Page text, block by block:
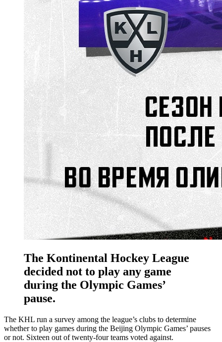
The Kontinental Hockey League
decided not to play any game
during the Olympic Games’
pause.
The KHL run a survey among the league’s clubs to determine
whether to play games during the Beijing Olympic Games’ pauses
or not. Sixteen out of twenty-four teams voted against.